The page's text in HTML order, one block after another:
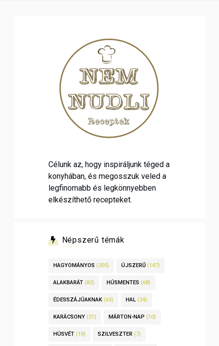
Célunk az, hogy inspiráljunk téged a
konyhában, és megosszuk veled a
legfinomabb és legkönnyebben
elkészíthető recepteket.
Népszerű témák
HAGYOMÁNYOS (205) ÚJSZERŰ (147)
ALAKBARÁT (82) HÚSMENTES (68)
ÉDESSZÁJÚAKNAK (65) HAL (24)
KARÁCSONY (21) MÁRTON-NAP (10)
HÚSVÉT (10) SZILVESZTER (7)